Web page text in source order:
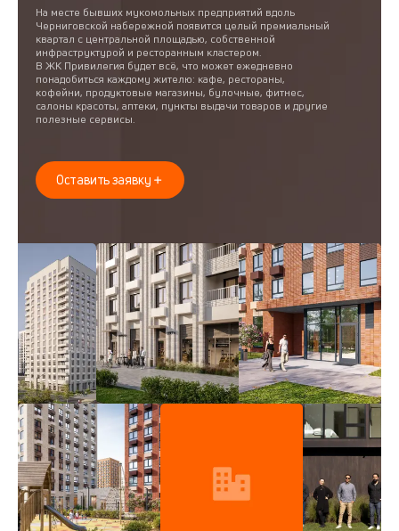
На месте бывших мукомольных предприятий вдоль
Черниговской набережной появится целый премиальный
квартал с центральной площадью, собственной
инфраструктурой и ресторанным кластером.
В ЖК Привилегия будет всё, что может ежедневно
понадобиться каждому жителю: кафе, рестораны,
кофейни, продуктовые магазины, булочные, фитнес,
салоны красоты, аптеки, пункты выдачи товаров и другие
полезные сервисы.
Оставить заявку